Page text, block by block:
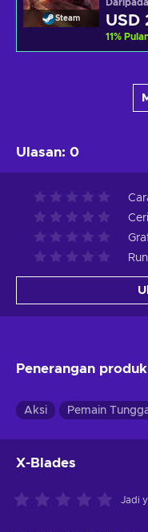
Steam
Daripada
USD
11%
Ulasan: 0
Penerangan produk
Aksi Pemain
X-Blades
Jadi